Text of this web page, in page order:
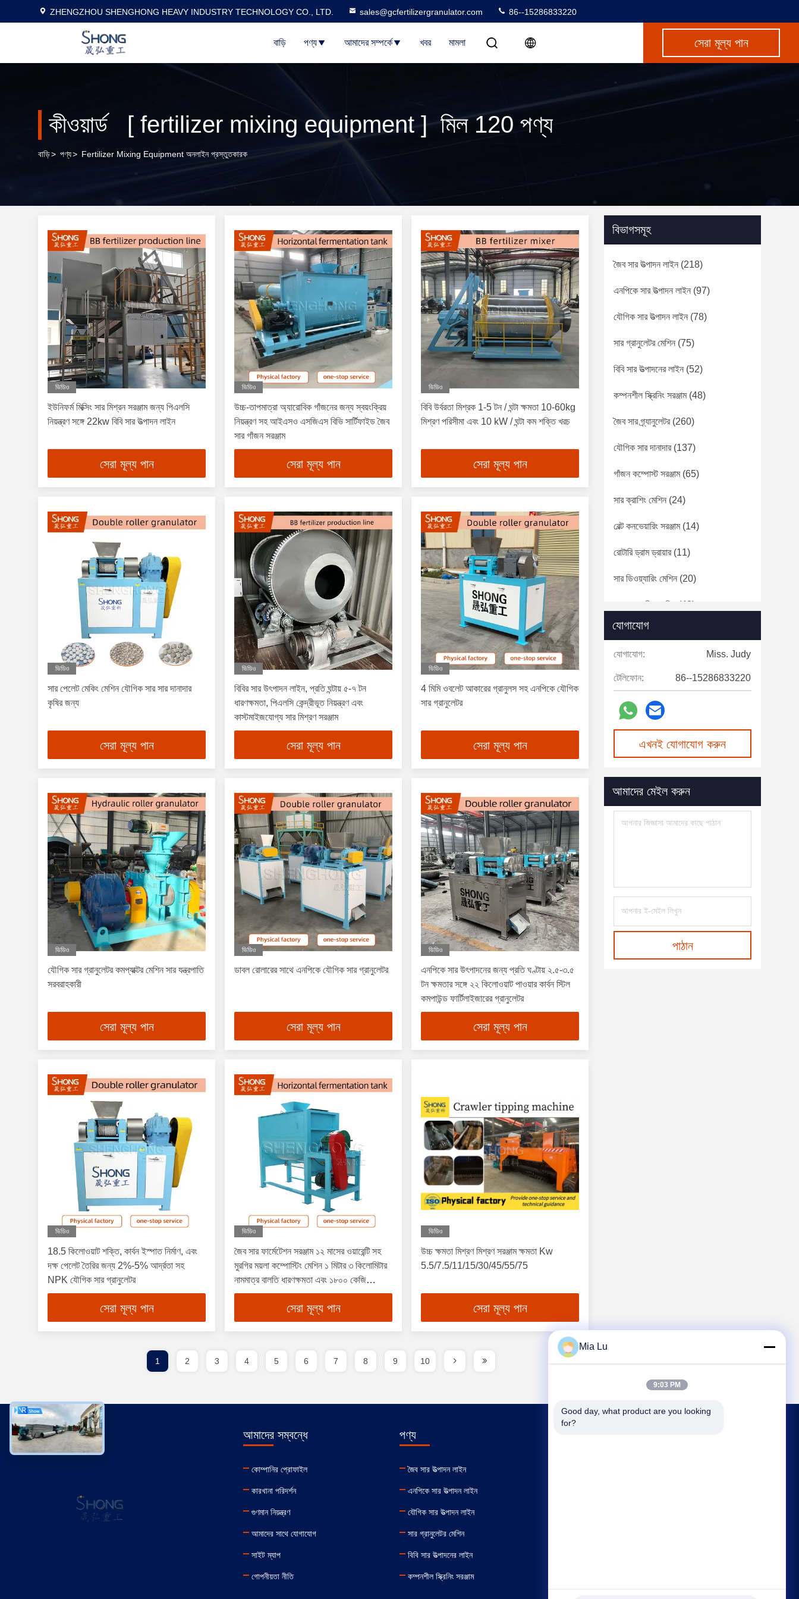
ZHENGZHOU SHENGHONG HEAVY INDUSTRY TECHNOLOGY CO., LTD. sales@gcfertilizergranulator.com 86--15286833220
বাড়ি পণ্য আমাদের সম্পর্কে খবর মামলা সেরা মূল্য পান
কীওয়ার্ড [ fertilizer mixing equipment ] মিল 120 পণ্য
বাড়ি> পণ্য> Fertilizer Mixing Equipment অনলাইন প্রস্তুতকারক
ভিডিও
ইউনিফর্ম মিক্সিং সার মিশ্রন সরঞ্জাম জন্য পিএলসি
নিয়ন্ত্রণ সঙ্গে 22kw বিবি সার উত্পাদন লাইন
সেরা মূল্য পান
ভিডিও
উচ্চ-তাপমাত্রা অ্যারোবিক গাঁজনের জন্য স্বয়ংক্রিয়
নিয়ন্ত্রণ সহ আইএসও এসজিএস বিভি সার্টিফাইড জৈব
সার গাঁজন সরঞ্জাম
সেরা মূল্য পান
ভিডিও
বিবি উর্বরতা মিশ্রক 1-5 টন / ঘন্টা ক্ষমতা 10-60kg
মিশ্রণ পরিসীমা এবং 10 kW / ঘন্টা কম শক্তি খরচ
সেরা মূল্য পান
ভিডিও
সার পেলেট মেকিং মেশিন যৌগিক সার সার দানাদার
কৃষির জন্য
সেরা মূল্য পান
ভিডিও
বিবির সার উৎপাদন লাইন, প্রতি ঘন্টায় ৫-৭ টন
ধারণক্ষমতা, পিএলসি কেন্দ্রীভূত নিয়ন্ত্রণ এবং
কাস্টমাইজযোগ্য সার মিশ্রণ সরঞ্জাম
সেরা মূল্য পান
ভিডিও
4 মিমি ওবলেট আকারের গ্রানুলস সহ এনপিকে যৌগিক
সার গ্রানুলেটর
সেরা মূল্য পান
ভিডিও
যৌগিক সার গ্রানুলেটর কমপ্যাক্টর মেশিন সার যন্ত্রপাতি
সরবরাহকারী
সেরা মূল্য পান
ভিডিও
ডাবল রোলারের সাথে এনপিকে যৌগিক সার গ্রানুলেটর
সেরা মূল্য পান
ভিডিও
এনপিকে সার উৎপাদনের জন্য প্রতি ঘণ্টায় ২.৫-৩.৫
টন ক্ষমতার সঙ্গে ২২ কিলোওয়াট পাওয়ার কার্বন স্টিল
কমপাউন্ড ফার্টিলাইজারের গ্রানুলেটর
সেরা মূল্য পান
ভিডিও
18.5 কিলোওয়াট শক্তি, কার্বন ইস্পাত নির্মাণ, এবং
দক্ষ পেলেট তৈরির জন্য 2%-5% আর্দ্রতা সহ
NPK যৌগিক সার গ্রানুলেটর
সেরা মূল্য পান
ভিডিও
জৈব সার ফার্মেটেশন সরঞ্জাম ১২ মাসের ওয়ারেন্টি সহ
মুরগির ময়লা কম্পোস্টিং মেশিন ১ মিটার ৩ কিলোমিটার
নামমাত্র বালতি ধারণক্ষমতা এবং ১৮০০ কেজি
নামমাত্র লোডিং গুণমান
সেরা মূল্য পান
ভিডিও
উচ্চ ক্ষমতা মিশ্রণ মিশ্রণ সরঞ্জাম ক্ষমতা Kw
5.5/7.5/11/15/30/45/55/75
সেরা মূল্য পান
বিভাগসমূহ
জৈব সার উত্পাদন লাইন (218)
এনপিকে সার উত্পাদন লাইন (97)
যৌগিক সার উত্পাদন লাইন (78)
সার গ্রানুলেটর মেশিন (75)
বিবি সার উত্পাদনের লাইন (52)
কম্পনশীল স্ক্রিনিং সরঞ্জাম(48)
জৈব সার গ্র্যানুলেটর(260)
যৌগিক সার দানাদার(137)
গাঁজন কম্পোস্ট সরঞ্জাম(65)
সার ক্রাশিং মেশিন (24)
বেল্ট কনভেয়ারিং সরঞ্জাম(14)
রোটারি ড্রাম ড্রায়ার(11)
সার ডিওয়্যারিং মেশিন (20)
সার প্যাকেজিং মেশিন (42)
সম্পূর্ণ স্বয়ংক্রিয় ব্যাচিং সিস্টেম
ধুলো অপসারণ সরঞ্জাম
মেশানো সরঞ্জাম (37)
পানিতে দ্রবণীয় সার সরঞ্জাম
যোগাযোগ
যোগাযোগ: Miss. Judy
টেলিফোন: 86--15286833220
এখনই যোগাযোগ করুন
আমাদের মেইল করুন
পাঠান
1 2 3 4 5 6 7 8 9 10
আমাদের সম্বন্ধে
কোম্পানির প্রোফাইল
কারখানা পরিদর্শন
গুণমান নিয়ন্ত্রণ
আমাদের সাথে যোগাযোগ
সাইট ম্যাপ
গোপনীয়তা নীতি
পণ্য
জৈব সার উত্পাদন লাইন
এনপিকে সার উত্পাদন লাইন
যৌগিক সার উত্পাদন লাইন
সার গ্রানুলেটর মেশিন
বিবি সার উত্পাদনের লাইন
কম্পনশীল স্ক্রিনিং সরঞ্জাম
Mia Lu
9:03 PM
Good day, what product are you looking
for?